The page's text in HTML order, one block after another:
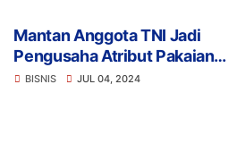
Mantan Anggota TNI Jadi
Pengusaha Atribut Pakaian
Dinas, Sersan Daryono Raih
BISNIS JUL 04, 2024